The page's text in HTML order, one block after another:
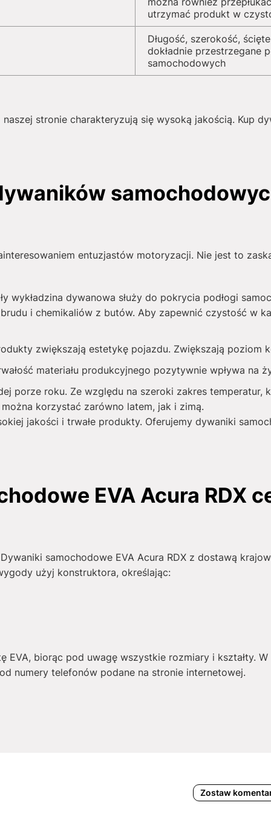
utrzymać produkt w
Długość, szerokość,
dokładnie przestrzegane
samochodowych
stronie charakteryzują się wysoką jakością. Kup
entuzjastów motoryzacji. Nie jest to
wykładzina dywanowa służy do pokrycia podłogi
i chemikaliów z butów. Aby zapewnić czystość w
zwiększają estetykę pojazdu. Zwiększają poziom
materiału produkcyjnego pozytywnie wpływa na
porze roku. Ze względu na szeroki zakres temperatur,
korzystać zarówno latem, jak i zimą.
jakości i trwałe produkty. Oferujemy dywaniki
EVA Acura RDX
samochodowe EVA Acura RDX z dostawą
użyj konstruktora, określając:
EVA, biorąc pod uwagę wszystkie rozmiary i kształty.
numery telefonów podane na stronie internetowej.
Zostaw